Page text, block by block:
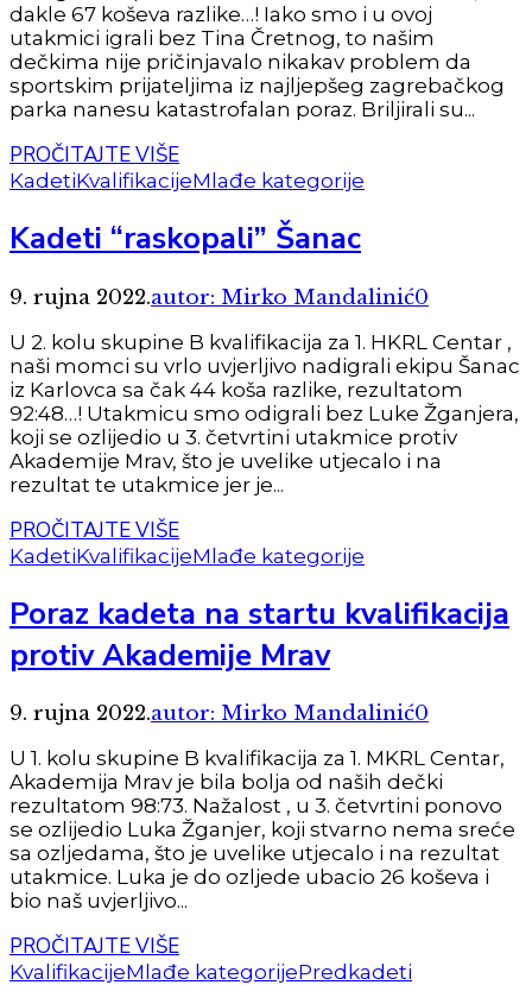
dakle 67 koševa razlike…! Iako smo i u ovoj
utakmici igrali bez Tina Čretnog, to našim
dečkima nije pričinjavalo nikakav problem da
sportskim prijateljima iz najljepšeg zagrebačkog
parka nanesu katastrofalan poraz. Briljirali su...
PROČITAJTE VIŠE
KadetiKvalifikacijeMlađe kategorije
Kadeti “raskopali” Šanac
9. rujna 2022.autor: Mirko Mandalinić0
U 2. kolu skupine B kvalifikacija za 1. HKRL Centar ,
naši momci su vrlo uvjerljivo nadigrali ekipu Šanac
iz Karlovca sa čak 44 koša razlike, rezultatom
92:48…! Utakmicu smo odigrali bez Luke Žganjera,
koji se ozlijedio u 3. četvrtini utakmice protiv
Akademije Mrav, što je uvelike utjecalo i na
rezultat te utakmice jer je...
PROČITAJTE VIŠE
KadetiKvalifikacijeMlađe kategorije
Poraz kadeta na startu kvalifikacija
protiv Akademije Mrav
9. rujna 2022.autor: Mirko Mandalinić0
U 1. kolu skupine B kvalifikacija za 1. MKRL Centar,
Akademija Mrav je bila bolja od naših dečki
rezultatom 98:73. Nažalost , u 3. četvrtini ponovo
se ozlijedio Luka Žganjer, koji stvarno nema sreće
sa ozljedama, što je uvelike utjecalo i na rezultat
utakmice. Luka je do ozljede ubacio 26 koševa i
bio naš uvjerljivo...
PROČITAJTE VIŠE
KvalifikacijeMlađe kategorijePredkadeti